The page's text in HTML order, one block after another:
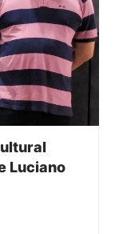
Luciano